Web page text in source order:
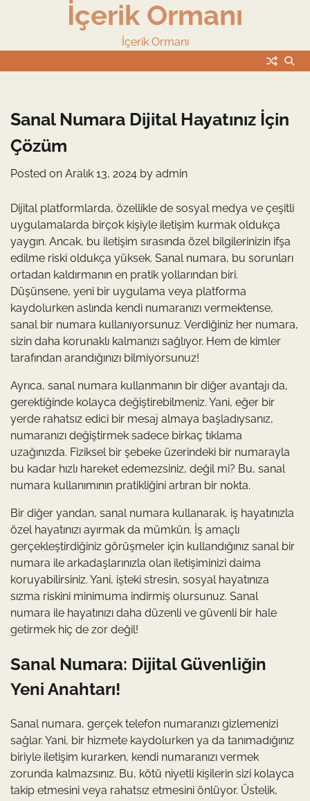
İçerik Ormanı
İçerik Ormanı
Sanal Numara Dijital Hayatınız İçin
Çözüm
Posted on Aralık 13, 2024 by admin
Dijital platformlarda, özellikle de sosyal medya ve çeşitli
uygulamalarda birçok kişiyle iletişim kurmak oldukça
yaygın. Ancak, bu iletişim sırasında özel bilgilerinizin ifşa
edilme riski oldukça yüksek. Sanal numara, bu sorunları
ortadan kaldırmanın en pratik yollarından biri.
Düşünsene, yeni bir uygulama veya platforma
kaydolurken aslında kendi numaranızı vermektense,
sanal bir numara kullanıyorsunuz. Verdiğiniz her numara,
sizin daha korunaklı kalmanızı sağlıyor. Hem de kimler
tarafından arandığınızı bilmiyorsunuz!
Ayrıca, sanal numara kullanmanın bir diğer avantajı da,
gerektiğinde kolayca değiştirebilmeniz. Yani, eğer bir
yerde rahatsız edici bir mesaj almaya başladıysanız,
numaranızı değiştirmek sadece birkaç tıklama
uzağınızda. Fiziksel bir şebeke üzerindeki bir numarayla
bu kadar hızlı hareket edemezsiniz, değil mi? Bu, sanal
numara kullanımının pratikliğini artıran bir nokta.
Bir diğer yandan, sanal numara kullanarak, iş hayatınızla
özel hayatınızı ayırmak da mümkün. İş amaçlı
gerçekleştirdiğiniz görüşmeler için kullandığınız sanal bir
numara ile arkadaşlarınızla olan iletişiminizi daima
koruyabilirsiniz. Yani, işteki stresin, sosyal hayatınıza
sızma riskini minimuma indirmiş olursunuz. Sanal
numara ile hayatınızı daha düzenli ve güvenli bir hale
getirmek hiç de zor değil!
Sanal Numara: Dijital Güvenliğin
Yeni Anahtarı!
Sanal numara, gerçek telefon numaranızı gizlemenizi
sağlar. Yani, bir hizmete kaydolurken ya da tanımadığınız
biriyle iletişim kurarken, kendi numaranızı vermek
zorunda kalmazsınız. Bu, kötü niyetli kişilerin sizi kolayca
takip etmesini veya rahatsız etmesini önlüyor. Üstelik,